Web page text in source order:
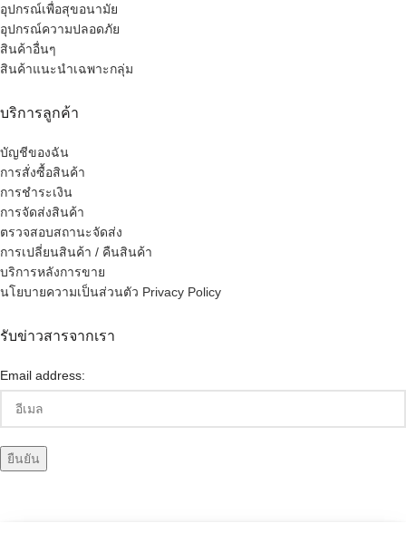
อุปกรณ์เพื่อสุขอนามัย
อุปกรณ์ความปลอดภัย
สินค้าอื่นๆ
สินค้าแนะนำเฉพาะกลุ่ม
บริการลูกค้า
บัญชีของฉัน
การสั่งซื้อสินค้า
การชำระเงิน
การจัดส่งสินค้า
ตรวจสอบสถานะจัดส่ง
การเปลี่ยนสินค้า / คืนสินค้า
บริการหลังการขาย
นโยบายความเป็นส่วนตัว Privacy Policy
รับข่าวสารจากเรา
Email address: